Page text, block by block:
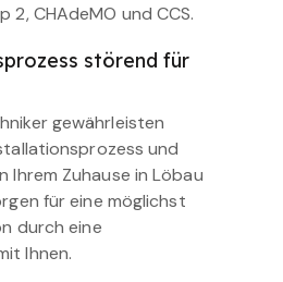
2, CHAdeMO und CCS.
störend für
gewährleisten
und
Ihrem Zuhause in Löbau
für eine möglichst
durch eine
Ihnen.